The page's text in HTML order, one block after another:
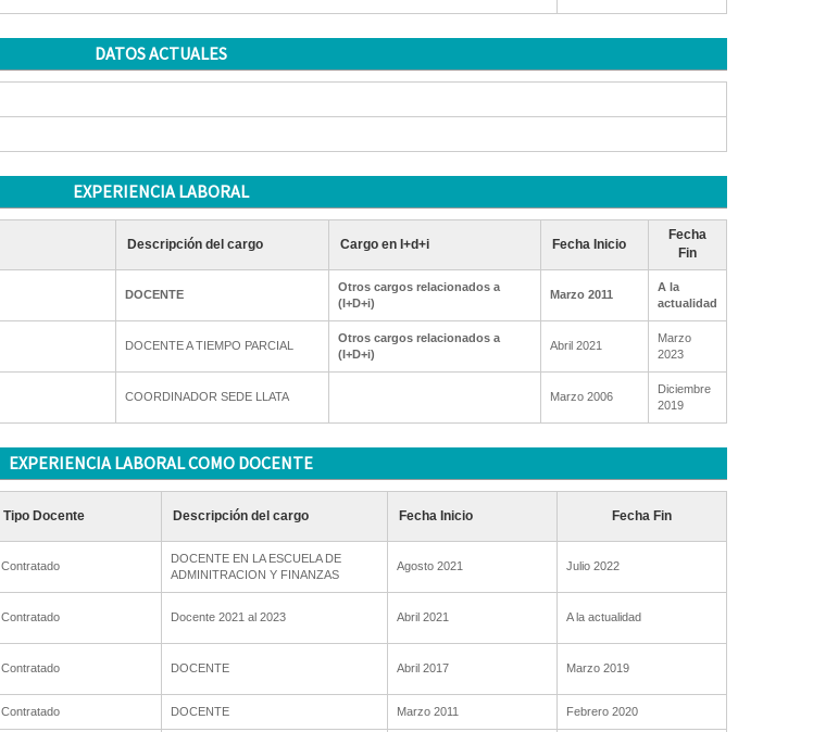
DATOS ACTUALES
EXPERIENCIA LABORAL
Descripción del cargo Cargo en I+d+i Fecha Inicio
Fecha
Fin
DOCENTE
Otros cargos relacionados a
(I+D+i)
Marzo 2011
A la
actualidad
DOCENTE A TIEMPO PARCIAL
Otros cargos relacionados a
(I+D+i)
Abril 2021
Marzo
2023
COORDINADOR SEDE LLATA Marzo 2006
Diciembre
2019
EXPERIENCIA LABORAL COMO DOCENTE
Tipo Docente Descripción del cargo Fecha Inicio Fecha Fin
Contratado
DOCENTE EN LA ESCUELA DE
ADMINITRACION Y FINANZAS
Agosto 2021 Julio 2022
Contratado Docente 2021 al 2023 Abril 2021 A la actualidad
Contratado DOCENTE Abril 2017 Marzo 2019
Contratado DOCENTE Marzo 2011 Febrero 2020